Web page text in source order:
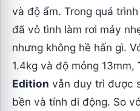
và độ ẩm. Trong quá
đã vô tình làm rơi máy
nhưng không hề hấn gì.
1.4kg và độ mỏng 13mm,
Edition vẫn duy trì được
bền và tính di động. So